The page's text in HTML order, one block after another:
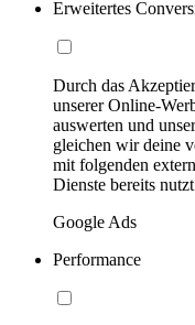
Erweitertes
Durch das
unserer Online-
auswerten und
gleichen wir deine
mit folgenden
Dienste bereits
Google Ads
Performance